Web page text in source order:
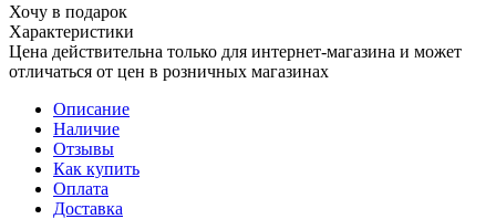
Хочу в подарок
Характеристики
Цена действительна только для интернет-магазина и может
отличаться от цен в розничных магазинах
Описание
Наличие
Отзывы
Как купить
Оплата
Доставка